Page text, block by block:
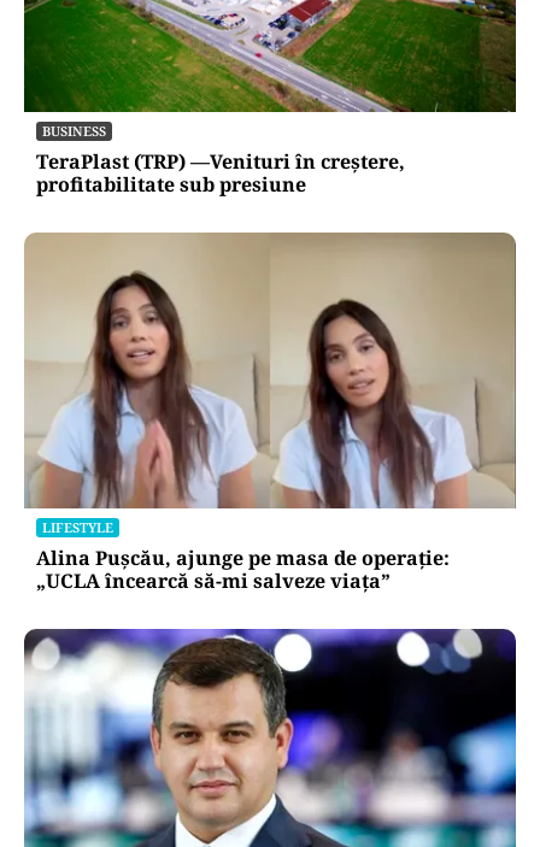
BUSINESS
TeraPlast (TRP) —Venituri în creștere,
profitabilitate sub presiune
LIFESTYLE
Alina Pușcău, ajunge pe masa de operație:
„UCLA încearcă să-mi salveze viața”